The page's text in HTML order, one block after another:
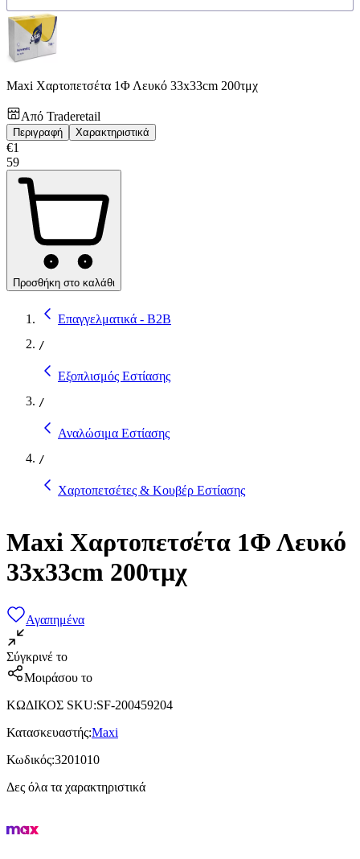
Maxi Χαρτοπετσέτα 1Φ Λευκό 33x33cm 200τμχ
Από Traderetail
Περιγραφή Χαρακτηριστικά
€1
59
Προσθήκη στο καλάθι
Επαγγελματικά - B2B
/
Εξοπλισμός Εστίασης
/
Αναλώσιμα Εστίασης
/
Χαρτοπετσέτες & Κουβέρ Εστίασης
Maxi Χαρτοπετσέτα 1Φ Λευκό
33x33cm 200τμχ
Αγαπημένα
Σύγκρινέ το
Μοιράσου το
ΚΩΔΙΚΟΣ SKU:SF-200459204
Κατασκευαστής:Maxi
Κωδικός:3201010
Δες όλα τα χαρακτηριστικά